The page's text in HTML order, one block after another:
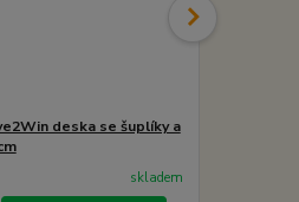
deska se šuplíky a
skladem